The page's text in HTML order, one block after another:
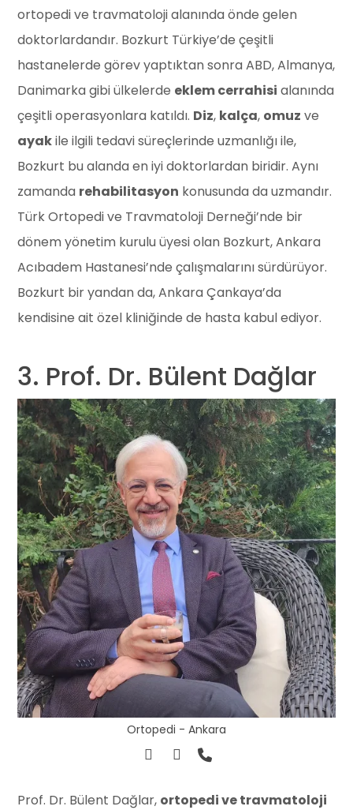
ortopedi ve travmatoloji alanında önde gelen
doktorlardandır. Bozkurt Türkiye’de çeşitli
hastanelerde görev yaptıktan sonra ABD, Almanya,
Danimarka gibi ülkelerde eklem cerrahisi alanında
çeşitli operasyonlara katıldı. Diz, kalça, omuz ve
ayakile ilgili tedavi süreçlerinde uzmanlığı ile,
Bozkurt bu alanda en iyi doktorlardan biridir. Aynı
zamanda rehabilitasyon konusunda da uzmandır.
Türk Ortopedi ve Travmatoloji Derneği’nde bir
dönem yönetim kurulu üyesi olan Bozkurt, Ankara
Acıbadem Hastanesi’nde çalışmalarını sürdürüyor.
Bozkurt bir yandan da, Ankara Çankaya’da
kendisine ait özel kliniğinde de hasta kabul ediyor.
3. Prof. Dr. Bülent Dağlar
Ortopedi - Ankara
Prof. Dr. Bülent Dağlar, ortopedi ve travmatoloji